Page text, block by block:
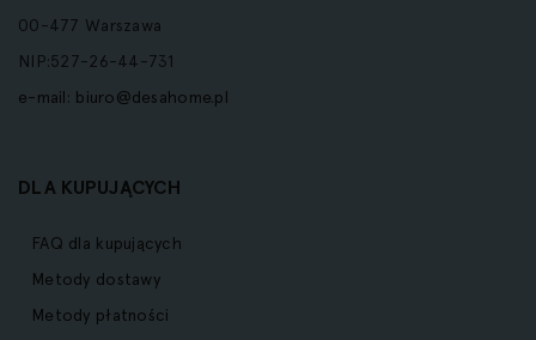
00-477 Warszawa
NIP:527-26-44-731
e-mail: biuro@desahome.pl
DLA KUPUJĄCYCH
FAQ dla kupujących
Metody dostawy
Metody płatności